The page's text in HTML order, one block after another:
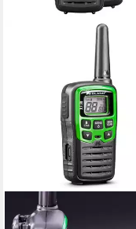
MIDLAND
Funkgerät XT 30